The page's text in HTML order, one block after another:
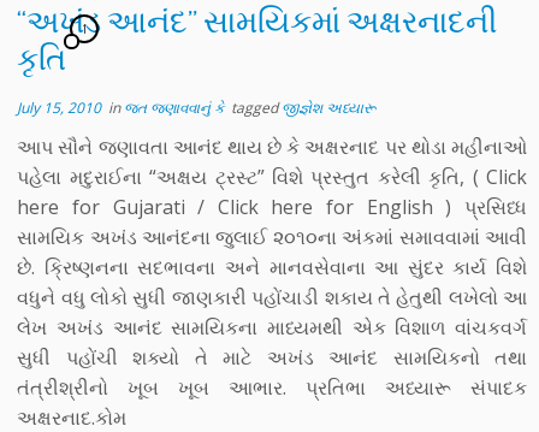
“અખંડ આનંદ” સામયિકમાં અક્ષરનાદની
કૃતિ
1
July 15, 2010inજત જણાવવાનું કે taggedજીજ્ઞેશ અધ્યારૂ
આપ સૌને જણાવતા આનંદ થાય છે કે અક્ષરનાદ પર થોડા મહીનાઓ
પહેલા મદુરાઈના “અક્ષય ટ્રસ્ટ” વિશે પ્રસ્તુત કરેલી કૃતિ, ( Click
here for Gujarati / Click here for English ) પ્રસિધ્ધ
સામયિક અખંડ આનંદના જુલાઈ ૨૦૧૦ના અંકમાં સમાવવામાં આવી
છે. ક્રિષ્ણનના સદભાવના અને માનવસેવાના આ સુંદર કાર્ય વિશે
વધુને વધુ લોકો સુધી જાણકારી પહોંચાડી શકાય તે હેતુથી લખેલો આ
લેખ અખંડ આનંદ સામયિકના માધ્યમથી એક વિશાળ વાંચકવર્ગ
સુધી પહોંચી શક્યો તે માટે અખંડ આનંદ સામયિકનો તથા
તંત્રીશ્રીનો ખૂબ ખૂબ આભાર. પ્રતિભા અધ્યારૂ સંપાદક
અક્ષરનાદ.કોમ